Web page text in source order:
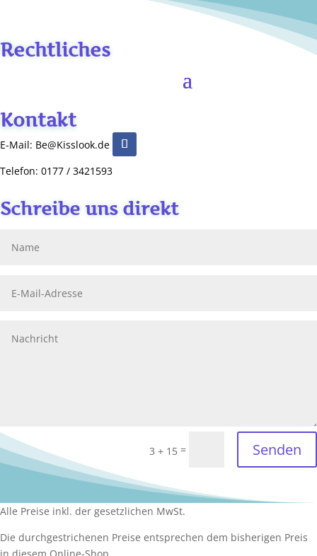
Rechtliches
Kontakt
E-Mail: Be@Kisslook.de
Telefon: 0177 / 3421593
Schreibe uns direkt
3 + 15 = Senden
Alle Preise inkl. der gesetzlichen MwSt.
Die durchgestrichenen Preise entsprechen dem bisherigen Preis